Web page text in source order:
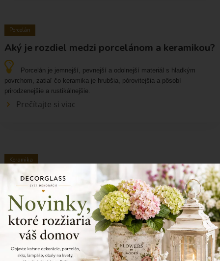
Porcelán
Aký je rozdiel medzi porcelánom a keramikou?
Porcelán je jemnejší, pevnejší a odolnejší materiál s hladkým
povrchom, zatiaľ čo keramika je hrubšia, pórovitejšia a pôsobí
prirodzenejšie a rustikálnejšie.
Prečítajte si viac
Keramika
Sú keramické kvetináče vhodné pre všetky
rastliny?
Keramické kvetináče sú vhodné pre väčšinu rastlín, no nie pre
všetky. Pri výbere je potrebné zohľadniť nároky konkrétnej rastliny na
vlhkosť, priestor pre korene a podmienky pestovania.
Prečítajte si viac